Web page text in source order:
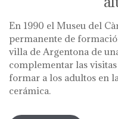
En 1990 el Museu del
permanente de
villa de Argentona de
complementar las
formar a los adultos en
cerámica.